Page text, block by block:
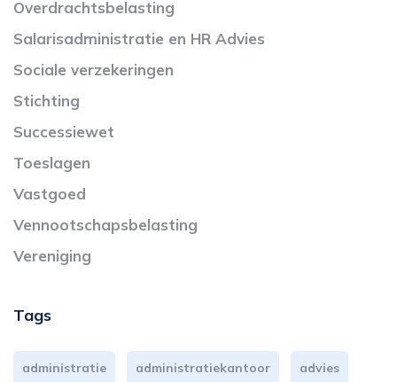
Overdrachtsbelasting
Salarisadministratie en HR Advies
Sociale verzekeringen
Stichting
Successiewet
Toeslagen
Vastgoed
Vennootschapsbelasting
Vereniging
Tags
administratie administratiekantoor advies